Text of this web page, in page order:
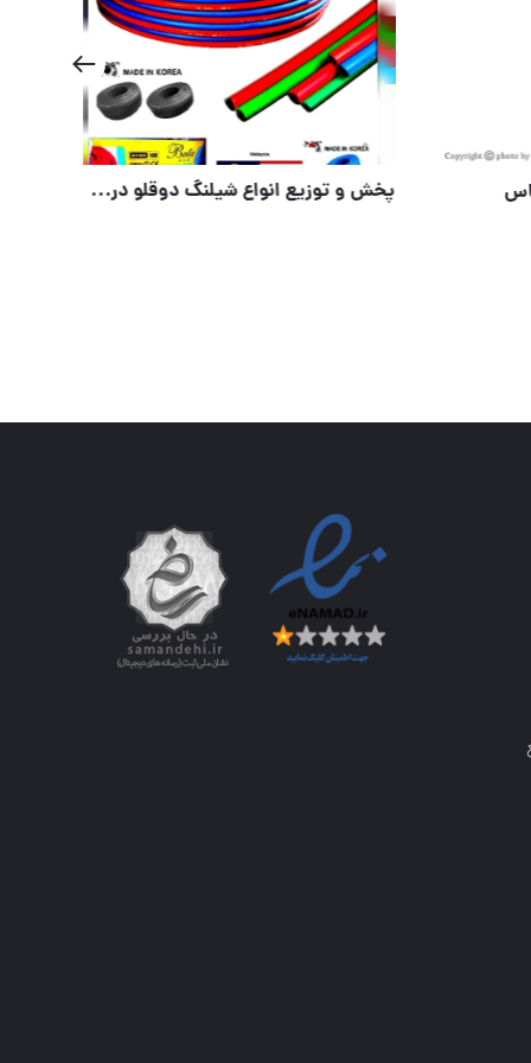
⭐️ اینورتر ۳۵۰ مینی دو ولوم باس